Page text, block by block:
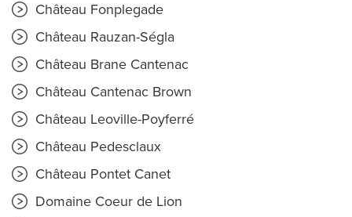
Château Fonplegade
Château Rauzan-Ségla
Château Brane Cantenac
Château Cantenac Brown
Château Leoville-Poyferré
Château Pedesclaux
Château Pontet Canet
Domaine Coeur de Lion